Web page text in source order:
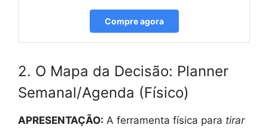
Compre agora
2. O Mapa da Decisão: Planner
Semanal/Agenda (Físico)
APRESENTAÇÃO: A ferramenta física para tirar